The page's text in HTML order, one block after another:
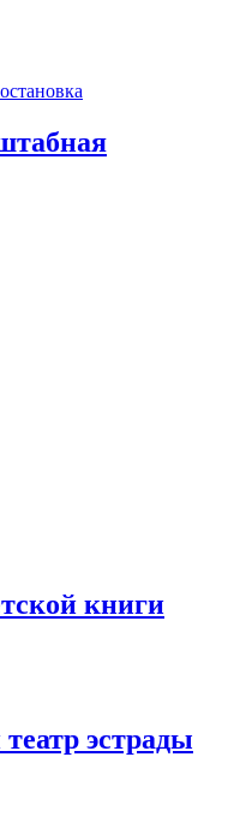
книги
эстрады